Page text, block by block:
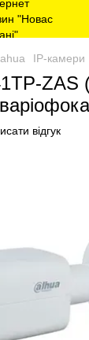
IP-камери
ZAS
відгук